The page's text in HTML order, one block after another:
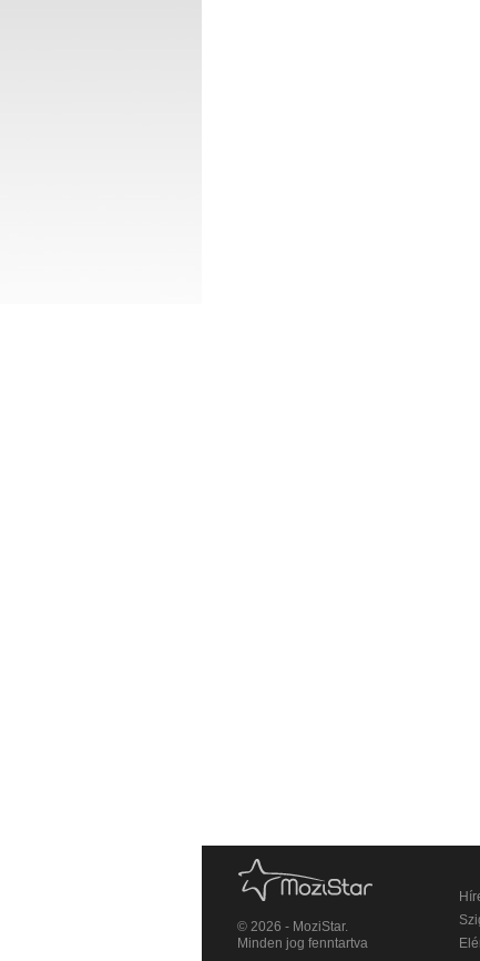
© 2026 - MoziStar.
Minden jog fenntartva